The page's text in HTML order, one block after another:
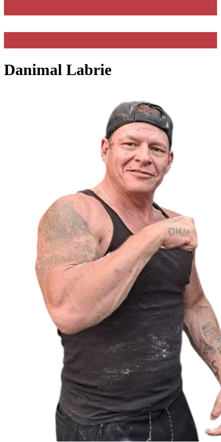
Danimal Labrie